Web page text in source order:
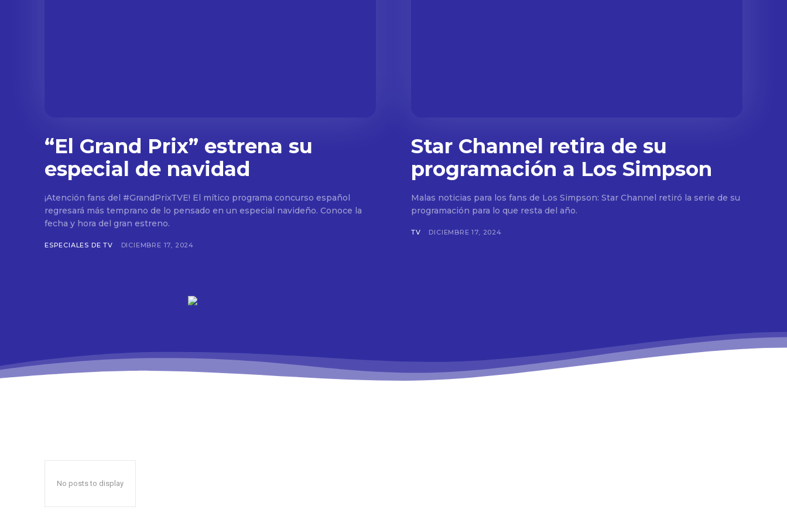
“El Grand Prix” estrena su
especial de navidad
¡Atención fans del #GrandPrixTVE! El mítico programa concurso español
regresará más temprano de lo pensado en un especial navideño. Conoce la
fecha y hora del gran estreno.
ESPECIALES DE TV DICIEMBRE 17, 2024
Star Channel retira de su
programación a Los Simpson
Malas noticias para los fans de Los Simpson: Star Channel retiró la serie de su
programación para lo que resta del año.
TV DICIEMBRE 17, 2024
No posts to display